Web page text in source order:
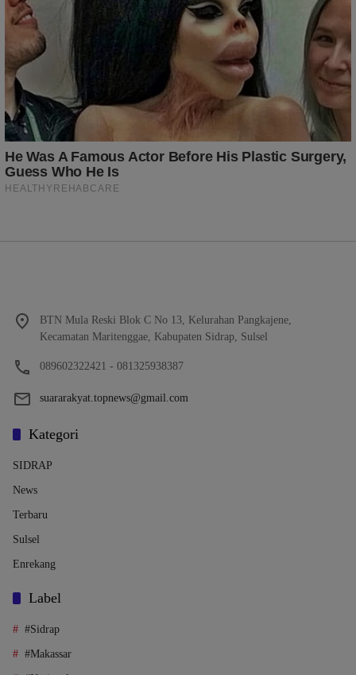
BTN Mula Reski Blok C No 13, Kelurahan Pangkajene,
Kecamatan Maritenggae, Kabupaten Sidrap, Sulsel
089602322421 - 081325938387
suararakyat.topnews@gmail.com
Kategori
SIDRAP
News
Terbaru
Sulsel
Enrekang
Label
#Sidrap
#Makassar